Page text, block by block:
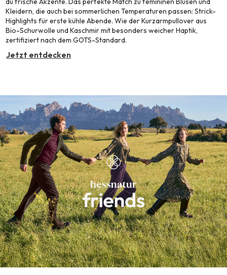
Kleidern, die auch bei sommerlichen Temperaturen passen: Strick-
Highlights für erste kühle Abende. Wie der Kurzarmpullover aus
Bio-Schurwolle und Kaschmir mit besonders weicher Haptik,
zertifiziert nach dem GOTS-Standard.
Jetzt entdecken